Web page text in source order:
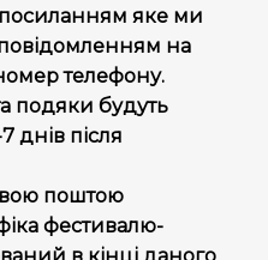
посиланням яке ми
на
телефону.
подяки будуть
днів після
поштою
фестивалю-